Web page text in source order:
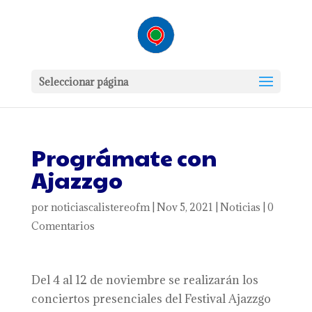
Seleccionar página
Prográmate con
Ajazzgo
por noticiascalistereofm| Nov 5, 2021 Noticias 0
Comentarios
Del 4 al 12 de noviembre se realizarán los
conciertos presenciales del Festival Ajazzgo